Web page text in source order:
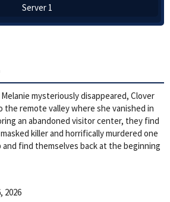
Server 1
mysteriously disappeared, Clover
the remote valley where she vanished in
an abandoned visitor center, they find
killer and horrifically murdered one
find themselves back at the beginning
2026